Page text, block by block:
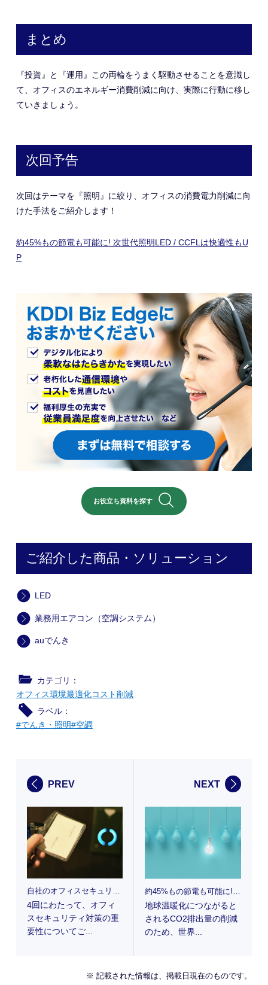
まとめ
『投資』と『運用』この両輪をうまく駆動させることを意識し
て、オフィスのエネルギー消費削減に向け、実際に行動に移し
ていきましょう。
次回予告
次回はテーマを『照明』に絞り、オフィスの消費電力削減に向
けた手法をご紹介します！
約45%もの節電も可能に! 次世代照明LED / CCFLは快適性もU
P
お役立ち資料を探す
ご紹介した商品・ソリューション
LED
業務用エアコン（空調システム）
auでんき
カテゴリ：
オフィス環境最適化コスト削減
ラベル：
#でんき・照明#空調
PREV
自社のオフィスセキュリティ対策を見直そう!
4回にわたって、オフィ
スセキュリティ対策の重
要性についてご...
NEXT
約45%もの節電も可能に! 次世代照明LED / CCFLは快適性もUP
地球温暖化につながると
されるCO2排出量の削減
のため、世界...
※ 記載された情報は、掲載日現在のものです。